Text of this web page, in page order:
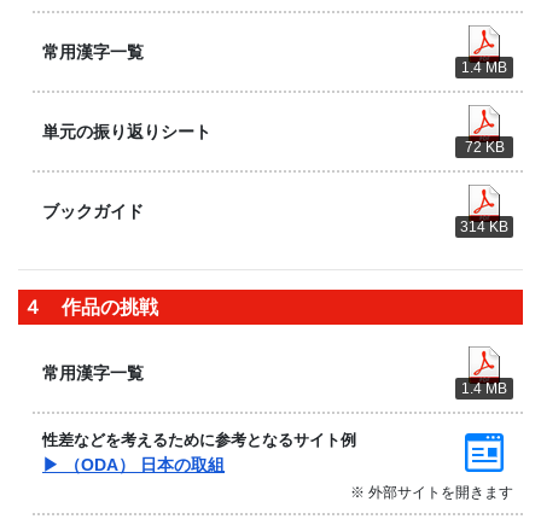
常用漢字一覧
1.4 MB
単元の振り返りシート
72 KB
ブックガイド
314 KB
４ 作品の挑戦
常用漢字一覧
1.4 MB
性差などを考えるために参考となるサイト例
▶ （ODA） 日本の取組
※ 外部サイトを開きます